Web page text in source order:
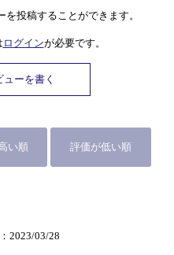
投稿することができます。
ログインが必要です。
ューを書く
い順 評価が低い順
2023/03/28